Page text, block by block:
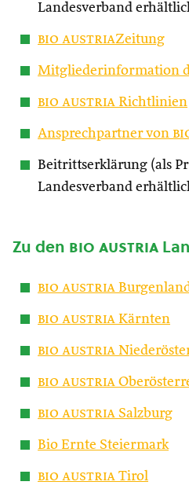
Landesverband
bio austriaZeitung
Mitgliederinformation
bio austria Richtlinien
Ansprechpartner von
Beitrittserklärung (als
Landesverband
Zu den bio austria
bio austria
bio austria Kärnten
bio austria
bio austria
bio austria Salzburg
Bio Ernte Steiermark
bio austria Tirol